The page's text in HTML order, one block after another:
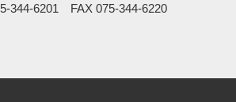
344-6201 FAX 075-344-6220